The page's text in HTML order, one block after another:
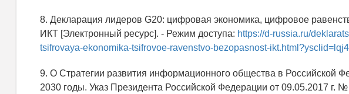
8. Декларация лидеров G20: цифровая экономика, цифровое
ИКТ [Электронный ресурс]. - Режим доступа: https://d-russia.ru/
tsifrovaya-ekonomika-tsifrovoe-ravenstvo-bezopasnost-
9. О Стратегии развития информационного общества в Российской
2030 годы. Указ Президента Российской Федерации от 09.05.2017 г.